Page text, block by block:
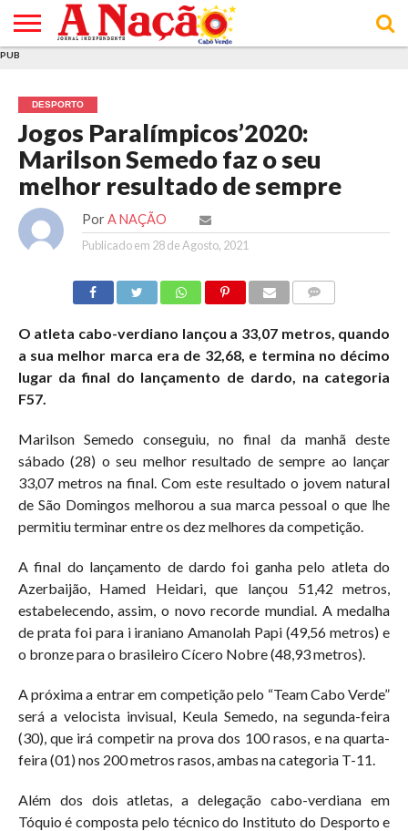
E DE
COOKIES
DE
UTILIZAÇÃO
PUB
DESPORTO
Jogos Paralímpicos’2020:
Marilson Semedo faz o seu
melhor resultado de sempre
Por A NAÇÃO
Publicado em 28 de Agosto, 2021
O atleta cabo-verdiano lançou a 33,07 metros, quando
a sua melhor marca era de 32,68, e termina no décimo
lugar da final do lançamento de dardo, na categoria
F57.
Marilson Semedo conseguiu, no final da manhã deste
sábado (28) o seu melhor resultado de sempre ao lançar
33,07 metros na final. Com este resultado o jovem natural
de São Domingos melhorou a sua marca pessoal o que lhe
permitiu terminar entre os dez melhores da competição.
A final do lançamento de dardo foi ganha pelo atleta do
Azerbaijão, Hamed Heidari, que lançou 51,42 metros,
estabelecendo, assim, o novo recorde mundial. A medalha
de prata foi para i iraniano Amanolah Papi (49,56 metros) e
o bronze para o brasileiro Cícero Nobre (48,93 metros).
A próxima a entrar em competição pelo “Team Cabo Verde”
será a velocista invisual, Keula Semedo, na segunda-feira
(30), que irá competir na prova dos 100 rasos, e na quarta-
feira (01) nos 200 metros rasos, ambas na categoria T-11.
Além dos dois atletas, a delegação cabo-verdiana em
Tóquio é composta pelo técnico do Instituto do Desporto e